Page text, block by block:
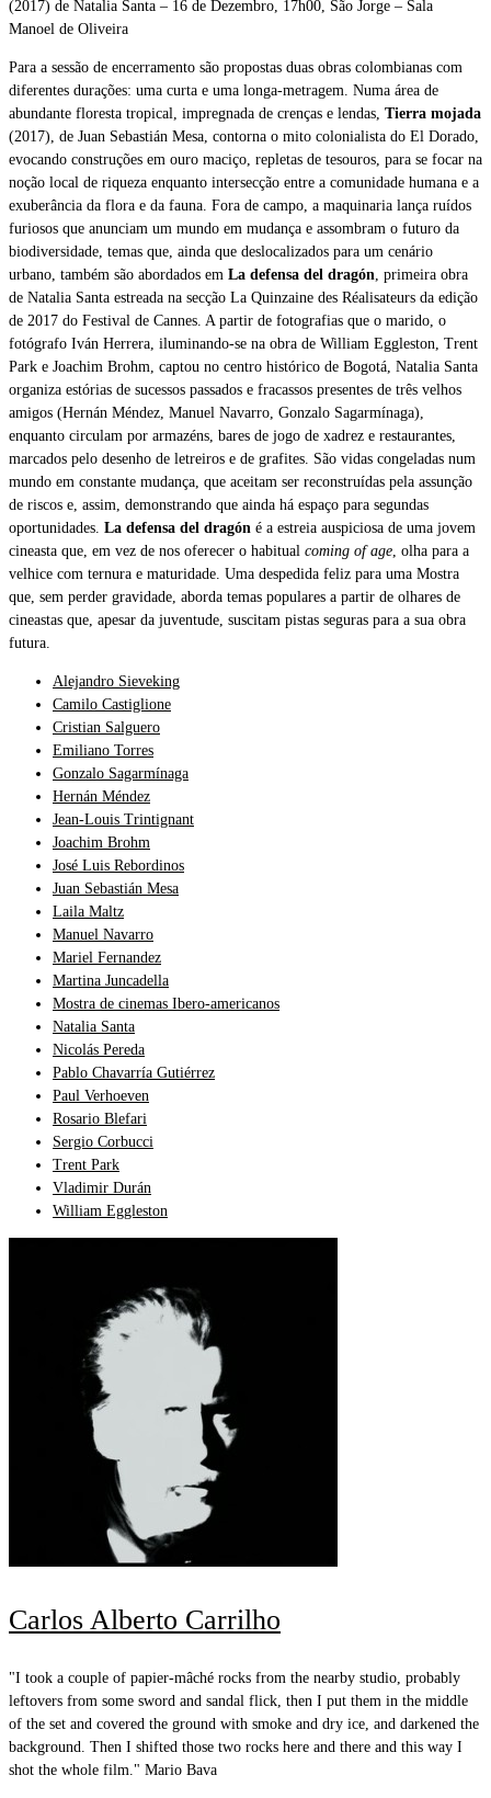
(2017) de Natalia Santa – 16 de Dezembro, 17h00, São Jorge – Sala
Manoel de Oliveira
Para a sessão de encerramento são propostas duas obras colombianas com
diferentes durações: uma curta e uma longa-metragem. Numa área de
abundante floresta tropical, impregnada de crenças e lendas, Tierra mojada
(2017), de Juan Sebastián Mesa, contorna o mito colonialista do El Dorado,
evocando construções em ouro maciço, repletas de tesouros, para se focar na
noção local de riqueza enquanto intersecção entre a comunidade humana e a
exuberância da flora e da fauna. Fora de campo, a maquinaria lança ruídos
furiosos que anunciam um mundo em mudança e assombram o futuro da
biodiversidade, temas que, ainda que deslocalizados para um cenário
urbano, também são abordados em La defensa del dragón , primeira obra
de Natalia Santa estreada na secção La Quinzaine des Réalisateurs da edição
de 2017 do Festival de Cannes. A partir de fotografias que o marido, o
fotógrafo Iván Herrera, iluminando-se na obra de William Eggleston, Trent
Park e Joachim Brohm, captou no centro histórico de Bogotá, Natalia Santa
organiza estórias de sucessos passados e fracassos presentes de três velhos
amigos (Hernán Méndez, Manuel Navarro, Gonzalo Sagarmínaga),
enquanto circulam por armazéns, bares de jogo de xadrez e restaurantes,
marcados pelo desenho de letreiros e de grafites. São vidas congeladas num
mundo em constante mudança, que aceitam ser reconstruídas pela assunção
de riscos e, assim, demonstrando que ainda há espaço para segundas
oportunidades. La defensa del dragón é a estreia auspiciosa de uma jovem
cineasta que, em vez de nos oferecer o habitual coming of age , olha para a
velhice com ternura e maturidade. Uma despedida feliz para uma Mostra
que, sem perder gravidade, aborda temas populares a partir de olhares de
cineastas que, apesar da juventude, suscitam pistas seguras para a sua obra
futura.
Alejandro Sieveking
Camilo Castiglione
Cristian Salguero
Emiliano Torres
Gonzalo Sagarmínaga
Hernán Méndez
Jean-Louis Trintignant
Joachim Brohm
José Luis Rebordinos
Juan Sebastián Mesa
Laila Maltz
Manuel Navarro
Mariel Fernandez
Martina Juncadella
Mostra de cinemas Ibero-americanos
Natalia Santa
Nicolás Pereda
Pablo Chavarría Gutiérrez
Paul Verhoeven
Rosario Blefari
Sergio Corbucci
Trent Park
Vladimir Durán
William Eggleston
Carlos Alberto Carrilho
"I took a couple of papier-mâché rocks from the nearby studio, probably
leftovers from some sword and sandal flick, then I put them in the middle
of the set and covered the ground with smoke and dry ice, and darkened the
background. Then I shifted those two rocks here and there and this way I
shot the whole film." Mario Bava